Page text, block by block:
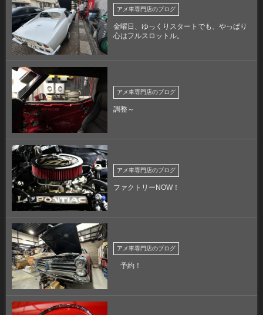
アメ車専門店のブログ
金曜日、ゆっくりスタートでも、やっぱり
心はフルスロットル。
アメ車専門店のブログ
調整～
アメ車専門店のブログ
ファクトリーNOW！
アメ車専門店のブログ
予約！